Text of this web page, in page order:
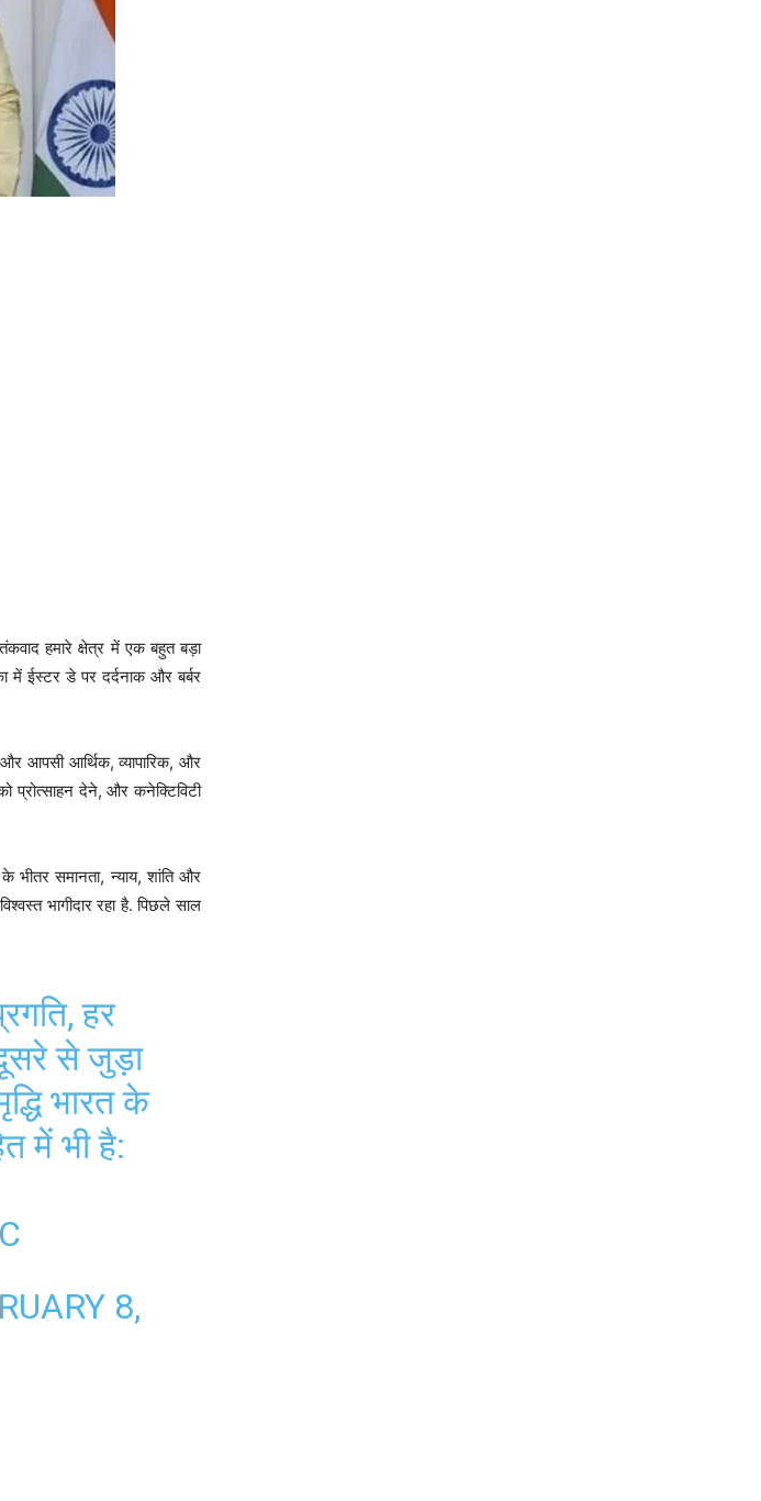
हमारे क्षेत्र में एक बहुत बड़ा
ईस्टर डे पर दर्दनाक और बर्बर
आपसी आर्थिक, व्यापारिक, और
प्रोत्साहन देने, और कनेक्टिविटी
भीतर समानता, न्याय, शांति और
भागीदार रहा है. पिछले साल
हर
से जुड़ा
भारत के
में भी है:
8,